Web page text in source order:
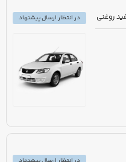
در انتظار ارسال پیشنهاد